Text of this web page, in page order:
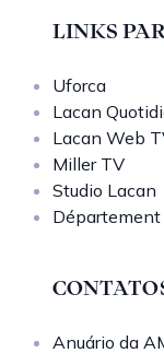
LINKS
Uforca
Lacan
Lacan Web
Miller TV
Studio Lacan
Anuário da